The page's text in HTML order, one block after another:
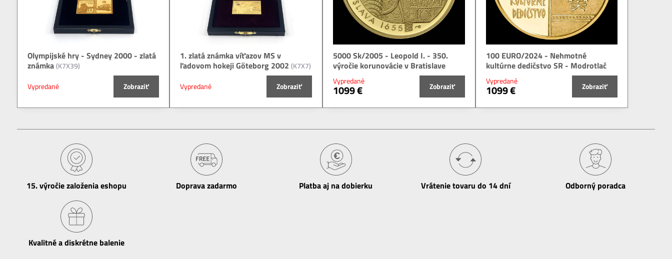
Olympijské hry - Sydney 2000 - zlatá
známka (K7X39)
Vypredané
Zobraziť
1. zlatá známka víťazov MS v
ľadovom hokeji Göteborg 2002 (K7X7)
Vypredané
Zobraziť
5000 Sk/2005 - Leopold I. - 350.
výročie korunovácie v Bratislave
Vypredané
1099 € Zobraziť
100 EURO/2024 - Nehmotné
kultúrne dedičstvo SR - Modrotlač
Vypredané
1099 € Zobraziť
15​. výročie založenia eshopu Doprava zadarmo Platba aj na dobierku Vrátenie tovaru do 14 dní Odborný poradca
Kvalitné a diskrétne balenie